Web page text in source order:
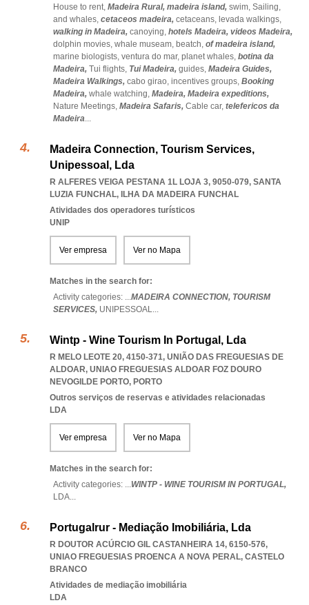
House to rent, Madeira Rural, madeira island, swim, Sailing,
and whales, cetaceos madeira, cetaceans, levada walkings,
walking in Madeira, canoying, hotels Madeira, videos Madeira,
dolphin movies, whale museam, beatch, of madeira island,
marine biologists, ventura do mar, planet whales, botina da
Madeira, Tui flights, Tui Madeira, guides, Madeira Guides,
Madeira Walkings, cabo girao, incentives groups, Booking
Madeira, whale watching, Madeira, Madeira expeditions,
Nature Meetings, Madeira Safaris, Cable car, telefericos da
Madeira...
Madeira Connection, Tourism Services,
Unipessoal, Lda
R ALFERES VEIGA PESTANA 1L LOJA 3, 9050-079, SANTA
LUZIA FUNCHAL, ILHA DA MADEIRA FUNCHAL
Atividades dos operadores turísticos
UNIP
Ver empresa Ver no Mapa
Matches in the search for:
Activity categories: ...MADEIRA CONNECTION, TOURISM
SERVICES, UNIPESSOAL...
Wintp - Wine Tourism In Portugal, Lda
R MELO LEOTE 20, 4150-371, UNIÃO DAS FREGUESIAS DE
ALDOAR, UNIAO FREGUESIAS ALDOAR FOZ DOURO
NEVOGILDE PORTO, PORTO
Outros serviços de reservas e atividades relacionadas
LDA
Ver empresa Ver no Mapa
Matches in the search for:
Activity categories: ...WINTP - WINE TOURISM IN PORTUGAL,
LDA...
Portugalrur - Mediação Imobiliária, Lda
R DOUTOR ACÚRCIO GIL CASTANHEIRA 14, 6150-576,
UNIAO FREGUESIAS PROENCA A NOVA PERAL, CASTELO
BRANCO
Atividades de mediação imobiliária
LDA